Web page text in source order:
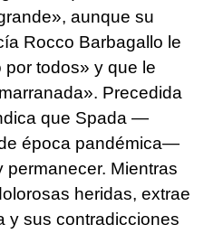
aunque su
Rocco Barbagallo le
todos» y que le
Precedida
que Spada —
época pandémica—
permanecer. Mientras
heridas, extrae
y sus contradicciones